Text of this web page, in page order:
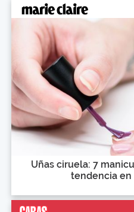
Uñas ciruela: 7
tendencia en